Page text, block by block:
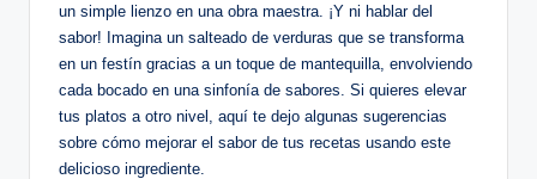
un simple lienzo en una obra maestra. ¡Y ni hablar del
sabor! Imagina un salteado de verduras que se transforma
en un festín gracias a un toque de mantequilla, envolviendo
cada bocado en una sinfonía de sabores. Si quieres elevar
tus platos a otro nivel, aquí te dejo algunas sugerencias
sobre cómo mejorar el sabor de tus recetas usando este
delicioso ingrediente.